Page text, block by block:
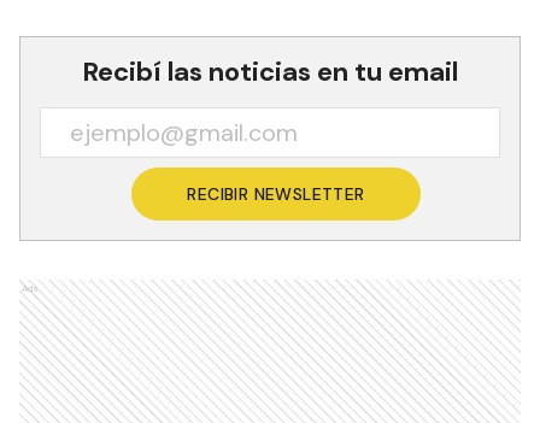
Recibí las noticias en tu email
RECIBIR NEWSLETTER
Ads